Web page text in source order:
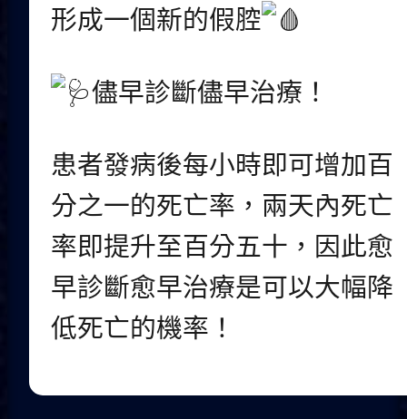
形成一個新的假腔
儘早診斷儘早治療！
患者發病後每小時即可增加百
分之一的死亡率，兩天內死亡
率即提升至百分五十，因此愈
早診斷愈早治療是可以大幅降
低死亡的機率！